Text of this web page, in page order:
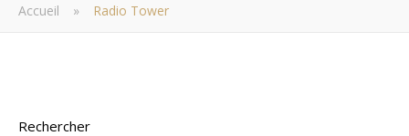
Accueil » Radio Tower
Rechercher